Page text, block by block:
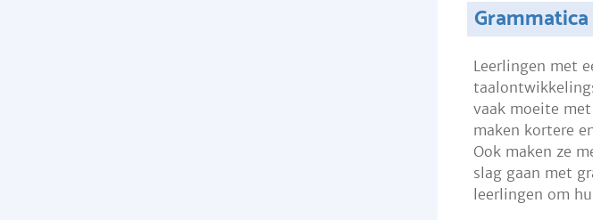
Grammatica
Leerlingen met
vaak moeite
maken kortere
Ook maken ze
slag gaan met
leerlingen om